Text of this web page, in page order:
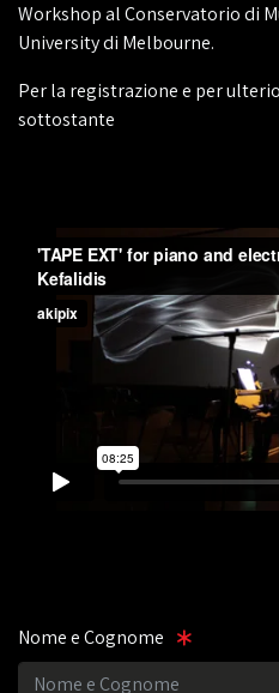
Workshop al Conservatorio di
University di Melbourne.
Per la registrazione e per
sottostante
Nome e Cognome